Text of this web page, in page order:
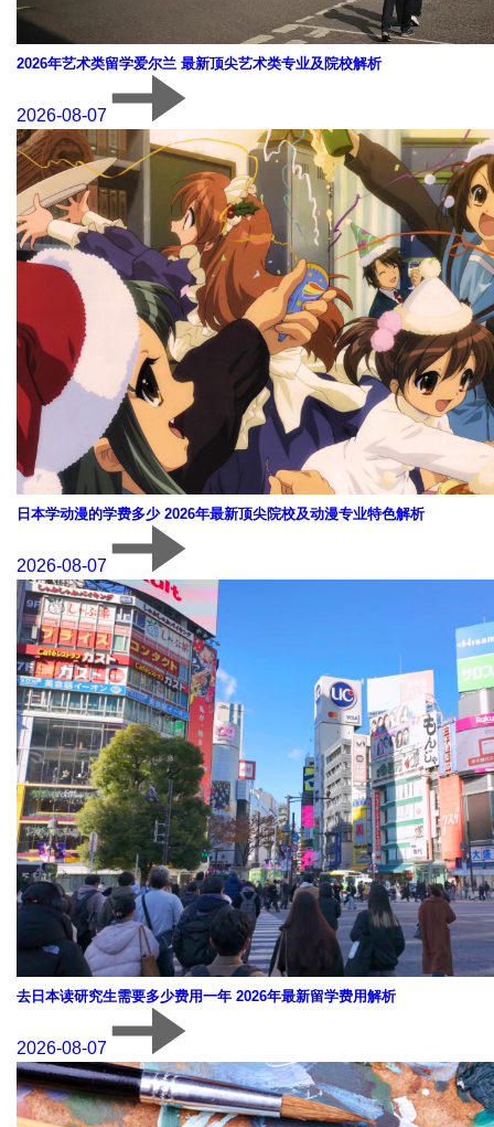
2026年艺术类留学爱尔兰 最新顶尖艺术类专业及院校解析
2026-08-07
日本学动漫的学费多少 2026年最新顶尖院校及动漫专业特色解析
2026-08-07
去日本读研究生需要多少费用一年 2026年最新留学费用解析
2026-08-07